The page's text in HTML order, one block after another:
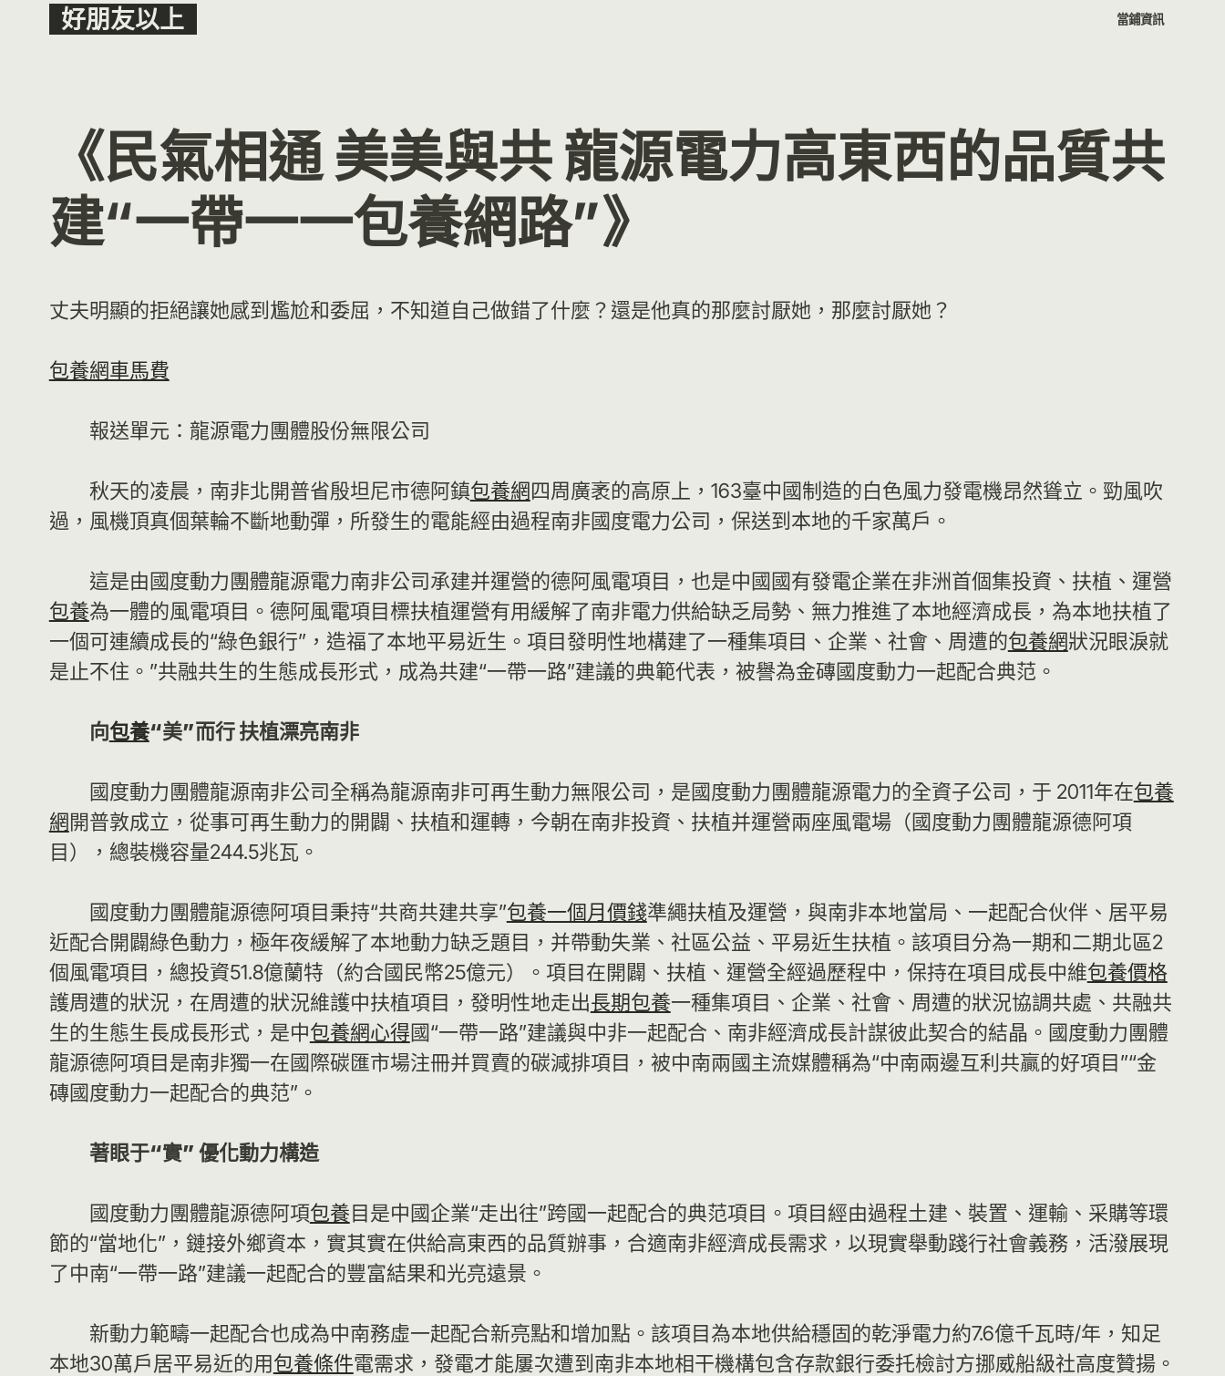
好朋友以上 當鋪資訊
《民氣相通 美美與共 龍源電力高東西的品質共
建“一帶一一包養網路”》
丈夫明顯的拒絕讓她感到尷尬和委屈，不知道自己做錯了什麼？還是他真的那麼討厭她，那麼討厭她？
包養網車馬費
報送單元：龍源電力團體股份無限公司
秋天的凌晨，南非北開普省殷坦尼市德阿鎮包養網四周廣袤的高原上，163臺中國制造的白色風力發電機昂然聳立。勁風吹
過，風機頂真個葉輪不斷地動彈，所發生的電能經由過程南非國度電力公司，保送到本地的千家萬戶。
這是由國度動力團體龍源電力南非公司承建并運營的德阿風電項目，也是中國國有發電企業在非洲首個集投資、扶植、運營
包養為一體的風電項目。德阿風電項目標扶植運營有用緩解了南非電力供給缺乏局勢、無力推進了本地經濟成長，為本地扶植了
一個可連續成長的“綠色銀行”，造福了本地平易近生。項目發明性地構建了一種集項目、企業、社會、周遭的包養網狀況眼淚就
是止不住。”共融共生的生態成長形式，成為共建“一帶一路”建議的典範代表，被譽為金磚國度動力一起配合典范。
向包養“美”而行 扶植漂亮南非
國度動力團體龍源南非公司全稱為龍源南非可再生動力無限公司，是國度動力團體龍源電力的全資子公司，于 2011年在包養
網開普敦成立，從事可再生動力的開闢、扶植和運轉，今朝在南非投資、扶植并運營兩座風電場（國度動力團體龍源德阿項
目），總裝機容量244.5兆瓦。
國度動力團體龍源德阿項目秉持“共商共建共享”包養一個月價錢準繩扶植及運營，與南非本地當局、一起配合伙伴、居平易
近配合開闢綠色動力，極年夜緩解了本地動力缺乏題目，并帶動失業、社區公益、平易近生扶植。該項目分為一期和二期北區2
個風電項目，總投資51.8億蘭特（約合國民幣25億元）。項目在開闢、扶植、運營全經過歷程中，保持在項目成長中維包養價格
護周遭的狀況，在周遭的狀況維護中扶植項目，發明性地走出長期包養一種集項目、企業、社會、周遭的狀況協調共處、共融共
生的生態生長成長形式，是中包養網心得國“一帶一路”建議與中非一起配合、南非經濟成長計謀彼此契合的結晶。國度動力團體
龍源德阿項目是南非獨一在國際碳匯市場注冊并買賣的碳減排項目，被中南兩國主流媒體稱為“中南兩邊互利共贏的好項目”“金
磚國度動力一起配合的典范”。
著眼于“實” 優化動力構造
國度動力團體龍源德阿項包養目是中國企業“走出往”跨國一起配合的典范項目。項目經由過程土建、裝置、運輸、采購等環
節的“當地化”，鏈接外鄉資本，實其實在供給高東西的品質辦事，合適南非經濟成長需求，以現實舉動踐行社會義務，活潑展現
了中南“一帶一路”建議一起配合的豐富結果和光亮遠景。
新動力範疇一起配合也成為中南務虛一起配合新亮點和增加點。該項目為本地供給穩固的乾淨電力約7.6億千瓦時/年，知足
本地30萬戶居平易近的用包養條件電需求，發電才能屢次遭到南非本地相干機構包含存款銀行委托檢討方挪威船級社高度贊揚。